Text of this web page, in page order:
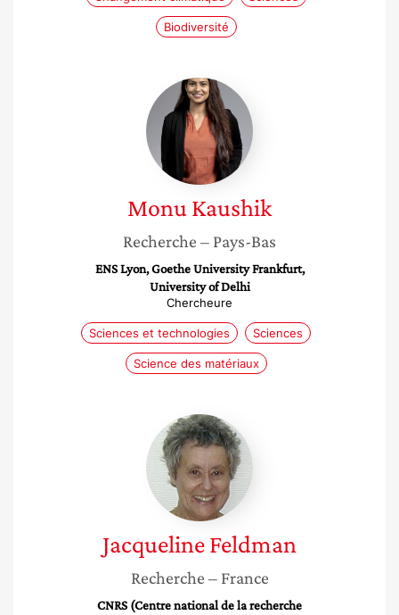
Biodiversité
Monu
Kaushik
Monu Kaushik
Recherche – Pays-Bas
ENS Lyon, Goethe University Frankfurt,
University of Delhi
Chercheure
Sciences et technologies Sciences
Science des matériaux
Jacqueline
Feldman
JacquelineFeldman
Recherche – France
CNRS (Centre national de la recherche